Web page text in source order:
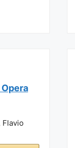
Flavio